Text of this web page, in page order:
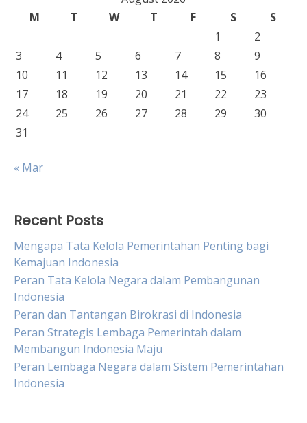
M
T W T F S
S
1
2
3
4 5 6 7 8
9
10
11 12 13 14 15
16
17
18 19 20 21 22
23
24
25 26 27 28 29
30
31
« Mar
Recent Posts
Mengapa Tata Kelola Pemerintahan Penting bagi
Kemajuan Indonesia
Peran Tata Kelola Negara dalam Pembangunan
Indonesia
Peran dan Tantangan Birokrasi di Indonesia
Peran Strategis Lembaga Pemerintah dalam
Membangun Indonesia Maju
Peran Lembaga Negara dalam Sistem Pemerintahan
Indonesia